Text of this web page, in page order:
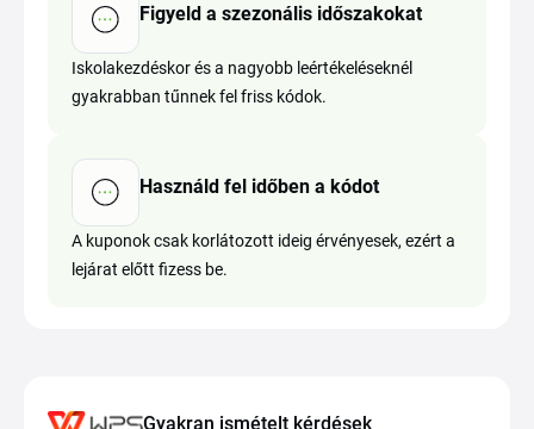
Figyeld a szezonális időszakokat
Iskolakezdéskor és a nagyobb leértékeléseknél
gyakrabban tűnnek fel friss kódok.
Használd fel időben a kódot
A kuponok csak korlátozott ideig érvényesek, ezért a
lejárat előtt fizess be.
Gyakran ismételt kérdések